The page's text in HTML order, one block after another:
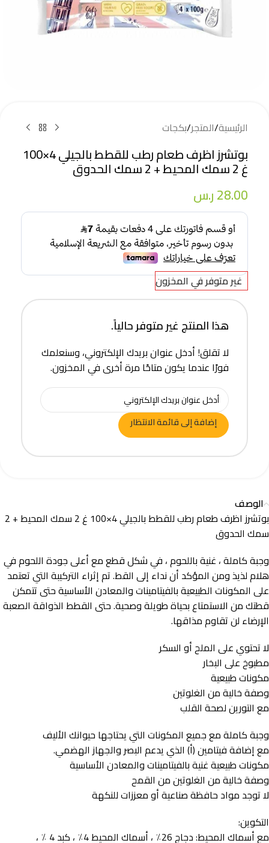
الرئيسية/المتجر/بكجات
بوتشرز اظرف طعام رطب للقطط بالجيلي 4×100
غ 2 سمك المحيط + 2 سمك الحدوق
28.00ر.س
غير متوفر في المخزون
هذا المنتج غير متوفر حالياً.
لا تقلق! أدخل عنوان بريدك الإلكتروني، وسنعلمك
فورًا عندما يكون متاحًا مرة أخرى في المخزون.
إضافة إلى قائمة الانتظار
الوصف
بوتشرز اظرف طعام رطب للقطط بالجيلي 4×100 غ 2 سمك المحيط + 2
سمك الحدوق
وجبة كاملة ، غنية باللحوم ، في شكل قطع مع أعلى جودة اللحوم في
هلام لذيذ ومن المؤكد أن نداء إلى القط. تم إثراء التركيبة التي تعتمد
على المكونات الطبيعية بالفيتامينات والمعادن الأساسية حتى تتمكن
قطتك من الاستمتاع بحياة طويلة وصحية. حتى القطط الذواقة الصعبة
الإرضاء لن تقاوم مذاقها.
لا تحتوي على الملح أو السكر
مطبوخ على البخار
مكونات طبيعية
وصفة خالية من الغلوتين
مع التورين لصحة القلب
وجبة كاملة مع جميع المكونات التي يحتاجها حيوانك الأليف
مع إضافة فيتامين (أ) الذي يدعم البصر والجهاز الهضمي.
مكونات طبيعية غنية بالفيتامينات والمعادن الأساسية
وصفة خالية من الغلوتين من القمح
لا توجد مواد حافظة صناعية أو معززات للنكهة
التكوين:
مع أسماك المحيط: دجاج 26٪ ، أسماك المحيط 4٪ ، كبد 4 ٪ ،